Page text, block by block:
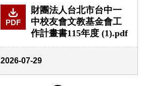
PDF
財團法人台北市台中一
中校友會文教基金會工
作計畫書115年度 (1).pdf
2026-07-29